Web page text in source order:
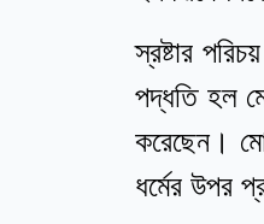
স্রষ্টার
পদ্ধতি হল
করেছেন।
ধর্মের উপর